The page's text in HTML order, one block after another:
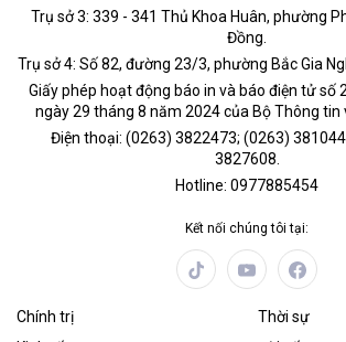
Trụ sở 3: 339 - 341 Thủ Khoa Huân, phường
Đồng.
Trụ sở 4: Số 82, đường 23/3, phường Bắc Gia
Giấy phép hoạt động báo in và báo điện tử số
ngày 29 tháng 8 năm 2024 của Bộ Thông tin
Điện thoại: (0263) 3822473; (0263)
3827608.
Hotline: 0977885454
Kết nối chúng tôi tại:
Chính trị
Thời sự